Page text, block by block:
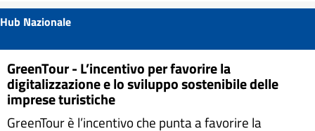
Hub Nazionale
GreenTour - L’incentivo per favorire la
digitalizzazione e lo sviluppo sostenibile delle
imprese turistiche
GreenTour è l’incentivo che punta a favorire la